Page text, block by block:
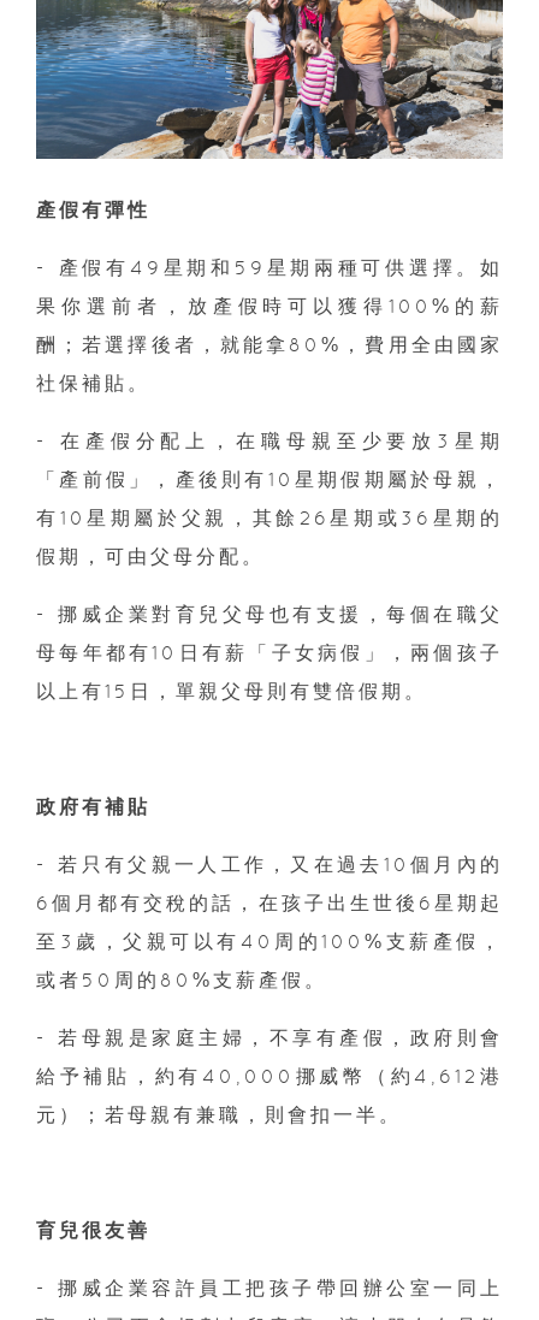
產假有彈性
- 產假有49星期和59星期兩種可供選擇。如
果你選前者，放產假時可以獲得100%的薪
酬；若選擇後者，就能拿80%，費用全由國家
社保補貼。
- 在產假分配上，在職母親至少要放3星期
「產前假」，產後則有10星期假期屬於母親，
有10星期屬於父親，其餘26星期或36星期的
假期，可由父母分配。
- 挪威企業對育兒父母也有支援，每個在職父
母每年都有10日有薪「子女病假」，兩個孩子
以上有15日，單親父母則有雙倍假期。
政府有補貼
- 若只有父親一人工作，又在過去10個月內的
6個月都有交稅的話，在孩子出生世後6星期起
至3歲，父親可以有40周的100%支薪產假，
或者50周的80%支薪產假。
- 若母親是家庭主婦，不享有產假，政府則會
給予補貼，約有40,000挪威幣（約4,612港
元）；若母親有兼職，則會扣一半。
育兒很友善
- 挪威企業容許員工把孩子帶回辦公室一同上